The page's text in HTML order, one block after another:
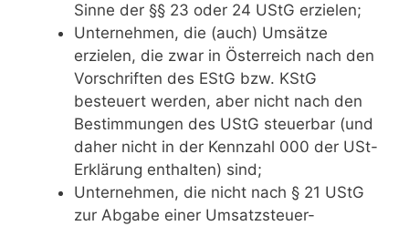
Sinne der §§ 23 oder 24 UStG erzielen;
Unternehmen, die (auch) Umsätze
erzielen, die zwar in Österreich nach den
Vorschriften des EStG bzw. KStG
besteuert werden, aber nicht nach den
Bestimmungen des UStG steuerbar (und
daher nicht in der Kennzahl 000 der USt-
Erklärung enthalten) sind;
Unternehmen, die nicht nach § 21 UStG
zur Abgabe einer Umsatzsteuer-